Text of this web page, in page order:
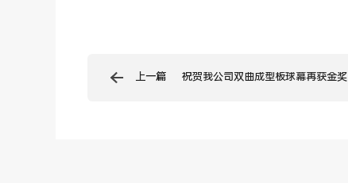
上一篇 祝贺我公司双曲成型板球幕再获金奖